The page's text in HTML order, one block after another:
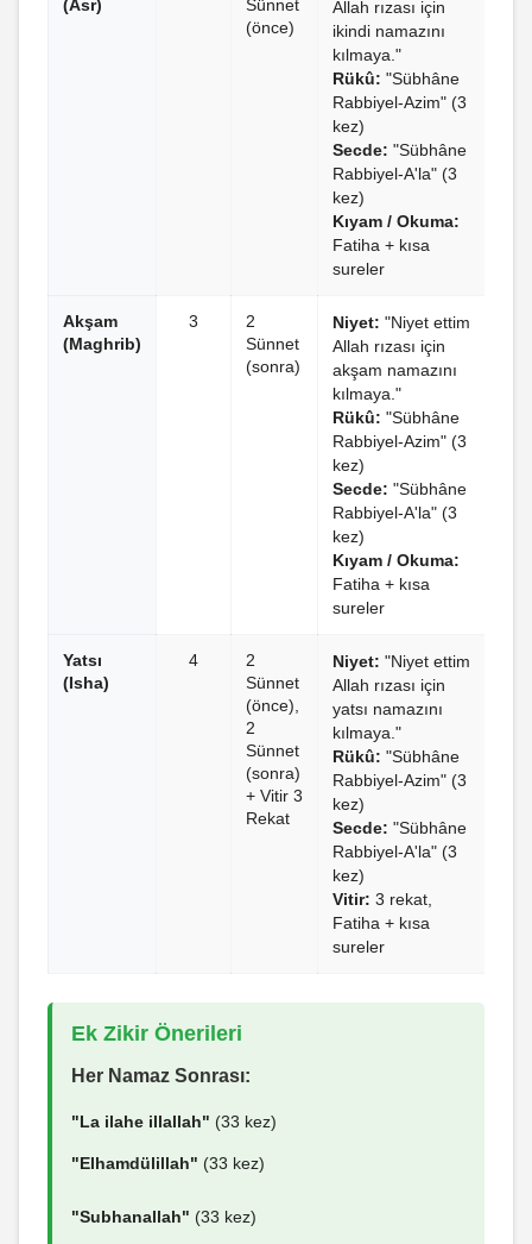
(Asr)
Sünnet
(önce)
Allah rızası için
ikindi namazını
kılmaya."
Rükû: "Sübhâne
Rabbiyel-Azim" (3
kez)
Secde: "Sübhâne
Rabbiyel-A'la" (3
kez)
Kıyam / Okuma:
Fatiha + kısa
sureler
Akşam
(Maghrib)
3
2
Sünnet
(sonra)
Niyet: "Niyet ettim
Allah rızası için
akşam namazını
kılmaya."
Rükû: "Sübhâne
Rabbiyel-Azim" (3
kez)
Secde: "Sübhâne
Rabbiyel-A'la" (3
kez)
Kıyam / Okuma:
Fatiha + kısa
sureler
Yatsı
(Isha)
4
2
Sünnet
(önce),
2
Sünnet
(sonra)
+ Vitir 3
Rekat
Niyet: "Niyet ettim
Allah rızası için
yatsı namazını
kılmaya."
Rükû: "Sübhâne
Rabbiyel-Azim" (3
kez)
Secde: "Sübhâne
Rabbiyel-A'la" (3
kez)
Vitir: 3 rekat,
Fatiha + kısa
sureler
Ek Zikir Önerileri
Her Namaz Sonrası:
"La ilahe illallah" (33 kez)
"Elhamdülillah" (33 kez)
"Subhanallah" (33 kez)